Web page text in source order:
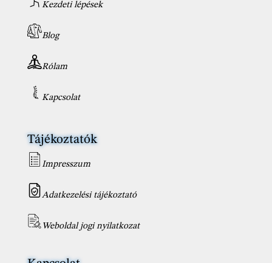
Kezdeti lépések
Blog
Rólam
Kapcsolat
Tájékoztatók
Impresszum
Adatkezelési tájékoztató
Weboldal jogi nyilatkozat